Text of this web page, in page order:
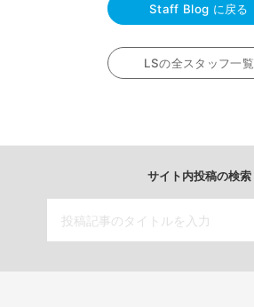
Staff Blog に戻る
LSの全スタッフ一覧
サイト内投稿の検索